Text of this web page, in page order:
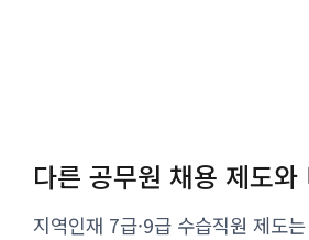
다른 공무원 채용 제도와
지역인재 7급·9급 수습직원 제도